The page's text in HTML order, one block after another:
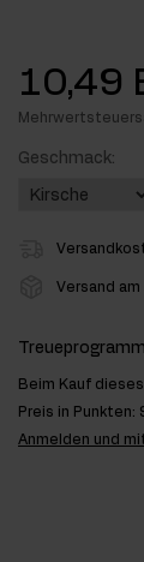
10,49
Geschmack:
Versand
Beim Kauf
Preis in Punkten:
Anmelden und